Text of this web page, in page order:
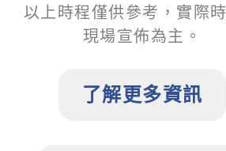
以上時程僅供參考，實際
現場宣佈為主。
了解更多資訊